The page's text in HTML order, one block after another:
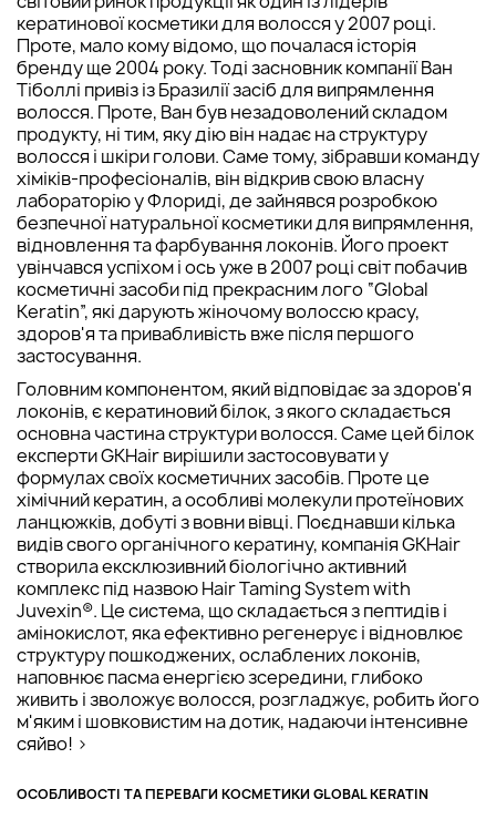
кератинової косметики для волосся у 2007 році.
Проте, мало кому відомо, що почалася історія
бренду ще 2004 року. Тоді засновник компанії Ван
Тіболлі привіз із Бразилії засіб для випрямлення
волосся. Проте, Ван був незадоволений складом
продукту, ні тим, яку дію він надає на структуру
волосся і шкіри голови. Саме тому, зібравши команду
хіміків-професіоналів, він відкрив свою власну
лабораторію у Флориді, де зайнявся розробкою
безпечної натуральної косметики для випрямлення,
відновлення та фарбування локонів. Його проект
увінчався успіхом і ось уже в 2007 році світ побачив
косметичні засоби під прекрасним лого “Global
Keratin”, які дарують жіночому волоссю красу,
здоров'я та привабливість вже після першого
застосування.
Головним компонентом, який відповідає за здоров'я
локонів, є кератиновий білок, з якого складається
основна частина структури волосся. Саме цей білок
експерти GKHair вирішили застосовувати у
формулах своїх косметичних засобів. Проте це
хімічний кератин, а особливі молекули протеїнових
ланцюжків, добуті з вовни вівці. Поєднавши кілька
видів свого органічного кератину, компанія GKHair
створила ексклюзивний біологічно активний
комплекс під назвою Hair Taming System with
Juvexin®. Це система, що складається з пептидів і
амінокислот, яка ефективно регенерує і відновлює
структуру пошкоджених, ослаблених локонів,
наповнює пасма енергією зсередини, глибоко
живить і зволожує волосся, розгладжує, робить його
м'яким і шовковистим на дотик, надаючи інтенсивне
сяйво! >
ОСОБЛИВОСТІ ТА ПЕРЕВАГИ КОСМЕТИКИ GLOBAL KERATIN